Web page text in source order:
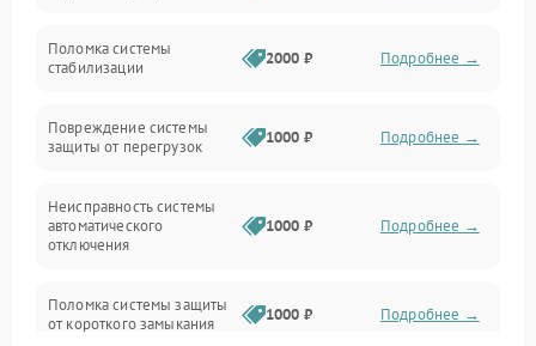
Электропитание
Механика
Корпус/Герметичность
Поломка системы
стабилизации
2000 ₽ Подробнее →
Повреждение системы
защиты от перегрузок
1000 ₽ Подробнее →
Неисправность системы
автоматического
отключения
1000 ₽ Подробнее →
Поломка системы защиты
от короткого замыкания
1000 ₽ Подробнее →